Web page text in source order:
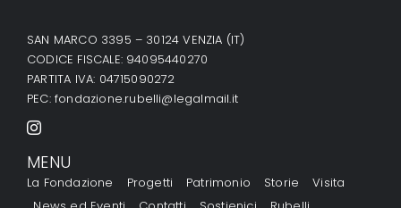
SAN MARCO 3395 – 30124 VENZIA (IT)
CODICE FISCALE: 94095440270
PARTITA IVA: 04715090272
PEC: fondazione.rubelli@legalmail.it
MENU
La Fondazione Progetti Patrimonio Storie
Visita